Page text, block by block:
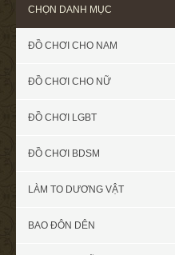
CHỌN DANH MỤC
ĐỒ CHƠI CHO NAM
ĐỒ CHƠI CHO NỮ
ĐỒ CHƠI LGBT
ĐỒ CHƠI BDSM
LÀM TO DƯƠNG VẬT
BAO ĐÔN DÊN